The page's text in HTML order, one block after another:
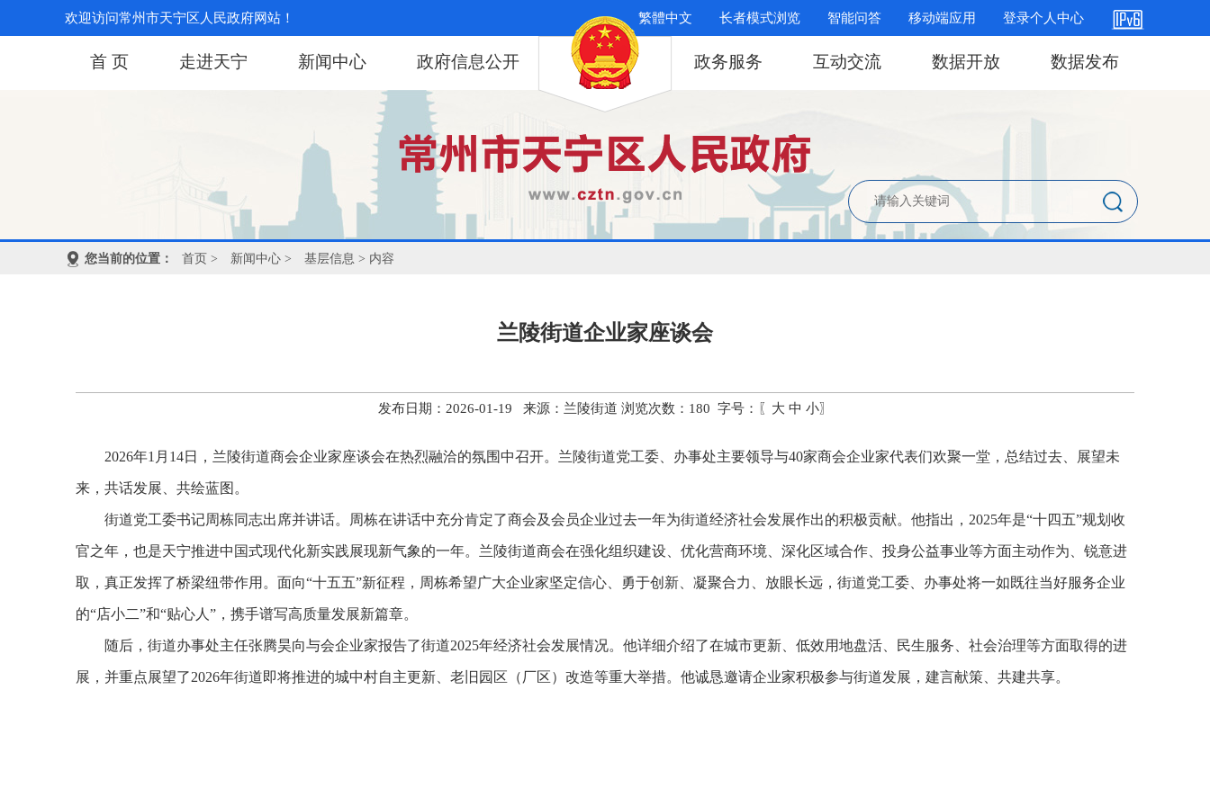
欢迎访问常州市天宁区人民政府网站！ 繁體中文 长者模式浏览 智能问答 移动端应用 登录个人中心
首 页 走进天宁 新闻中心 政府信息公开 政务服务 互动交流 数据开放 数据发布
您当前的位置： 首页 > 新闻中心 > 基层信息 > 内容
兰陵街道企业家座谈会
发布日期：2026-01-19 来源：兰陵街道 浏览次数： 180 字号：〖 大 中 小〗
2026年1月14日，兰陵街道商会企业家座谈会在热烈融洽的氛围中召开。兰陵街道党工委、办事处主要领导与40家商会企业家代表们欢聚一堂，总结过去、展望未
来，共话发展、共绘蓝图。
街道党工委书记周栋同志出席并讲话。周栋在讲话中充分肯定了商会及会员企业过去一年为街道经济社会发展作出的积极贡献。他指出，2025年是“十四五”规划收
官之年，也是天宁推进中国式现代化新实践展现新气象的一年。兰陵街道商会在强化组织建设、优化营商环境、深化区域合作、投身公益事业等方面主动作为、锐意进
取，真正发挥了桥梁纽带作用。面向“十五五”新征程，周栋希望广大企业家坚定信心、勇于创新、凝聚合力、放眼长远，街道党工委、办事处将一如既往当好服务企业
的“店小二”和“贴心人”，携手谱写高质量发展新篇章。
随后，街道办事处主任张腾昊向与会企业家报告了街道2025年经济社会发展情况。他详细介绍了在城市更新、低效用地盘活、民生服务、社会治理等方面取得的进
展，并重点展望了2026年街道即将推进的城中村自主更新、老旧园区（厂区）改造等重大举措。他诚恳邀请企业家积极参与街道发展，建言献策、共建共享。